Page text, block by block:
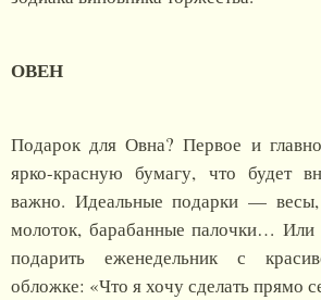
ОВЕН
Подарок для Овна? Первое и
ярко-красную бумагу, что будет
важно. Идеальные подарки —
молоток, барабанные палочки…
подарить еженедельник с
обложке: «Что я хочу сделать прямо